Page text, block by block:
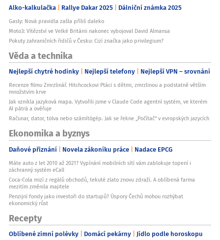
Alko-kalkulačka Rallye Dakar 2025 Dálniční známka 2025
Gasly: Nová pravidla zašla příliš daleko
Moto3: Vítězství ve Velké Británii nakonec vybojoval David Almansa
Pokuty zahraničních řidičů v Česku: Cizí značka jako privilegium?
Věda a technika
Nejlepší chytré hodinky Nejlepší telefony Nejlepší VPN – srovnání
Recenze filmu Zmrzlinář. Hitchcockovi Ptáci s dětmi, zmrzlinou a podstatně větším
množstvím krve
Jak vznikla jazyková mapa. Vytvořili jsme v Claude Code agentní systém, ve kterém
AI pátrá a ověřuje
Računar, dator, tölva nebo számítógép. Jak se řekne „Počítač“ v evropských jazycích
Ekonomika a byznys
Daňové přiznání Novela zákoníku práce Nadace EPCG
Máte auto z let 2010 až 2021? Vypínání mobilních sítí vám zablokuje topení i
záchranný systém eCall
Coca-Cola mizí z regálů obchodů, tekuté zlato znovu zdraží. A oblíbená farma
mezitím změnila majitele
Penzijní fondy jako investoři do startupů? Úspory Čechů mohou rozhýbat
ekonomický růst
Recepty
Oblíbené zimní polévky Domácí pekárny Jídlo podle horoskopu